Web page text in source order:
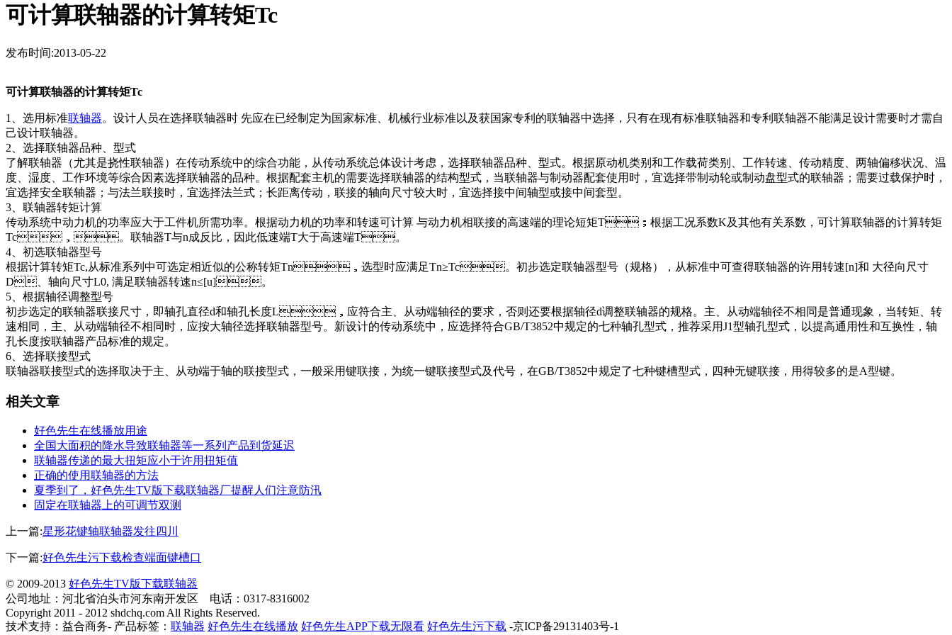
可计算联轴器的计算转矩Tc
发布时间:2013-05-22
可计算联轴器的计算转矩Tc
1、选用标准联轴器。设计人员在选择联轴器时 先应在已经制定为国家标准、机械行业标准以及获国家专利的联轴器中选择，只有在现有标准联轴器和专利联轴器不能满足设计需要时才需自
己设计联轴器。
2、选择联轴器品种、型式
了解联轴器（尤其是挠性联轴器）在传动系统中的综合功能，从传动系统总体设计考虑，选择联轴器品种、型式。根据原动机类别和工作载荷类别、工作转速、传动精度、两轴偏移状况、温
度、湿度、工作环境等综合因素选择联轴器的品种。根据配套主机的需要选择联轴器的结构型式，当联轴器与制动器配套使用时，宜选择带制动轮或制动盘型式的联轴器；需要过载保护时，
宜选择安全联轴器；与法兰联接时，宜选择法兰式；长距离传动，联接的轴向尺寸较大时，宜选择接中间轴型或接中间套型。
3、联轴器转矩计算
传动系统中动力机的功率应大于工件机所需功率。根据动力机的功率和转速可计算 与动力机相联接的高速端的理论短矩T；根据工况系数K及其他有关系数，可计算联轴器的计算转矩
Tc，。联轴器T与n成反比，因此低速端T大于高速端T。
4、初选联轴器型号
根据计算转矩Tc,从标准系列中可选定相近似的公称转矩Tn，选型时应满足Tn≥Tc。初步选定联轴器型号（规格），从标准中可查得联轴器的许用转速[n]和 大径向尺寸
D、轴向尺寸L0, 满足联轴器转速n≤[u]。
5、根据轴径调整型号
初步选定的联轴器联接尺寸，即轴孔直径d和轴孔长度L，应符合主、从动端轴径的要求，否则还要根据轴径d调整联轴器的规格。主、从动端轴径不相同是普通现象，当转矩、转
速相同，主、从动端轴径不相同时，应按大轴径选择联轴器型号。新设计的传动系统中，应选择符合GB/T3852中规定的七种轴孔型式，推荐采用J1型轴孔型式，以提高通用性和互换性，轴
孔长度按联轴器产品标准的规定。
6、选择联接型式
联轴器联接型式的选择取决于主、从动端于轴的联接型式，一般采用键联接，为统一键联接型式及代号，在GB/T3852中规定了七种键槽型式，四种无键联接，用得较多的是A型键。
相关文章
好色先生在线播放用途
全国大面积的降水导致联轴器等一系列产品到货延迟
联轴器传递的最大扭矩应小于许用扭矩值
正确的使用联轴器的方法
夏季到了，好色先生TV版下载联轴器厂提醒人们注意防汛
固定在联轴器上的可调节双测
上一篇:星形花键轴联轴器发往四川
下一篇:好色先生污下载检查端面键槽口
© 2009-2013 好色先生TV版下载联轴器
公司地址：河北省泊头市河东南开发区 电话：0317-8316002
Copyright 2011 - 2012 shdchq.com All Rights Reserved.
技术支持：益合商务- 产品标签： 联轴器 好色先生在线播放 好色先生APP下载无限看 好色先生污下载 -京ICP备29131403号-1